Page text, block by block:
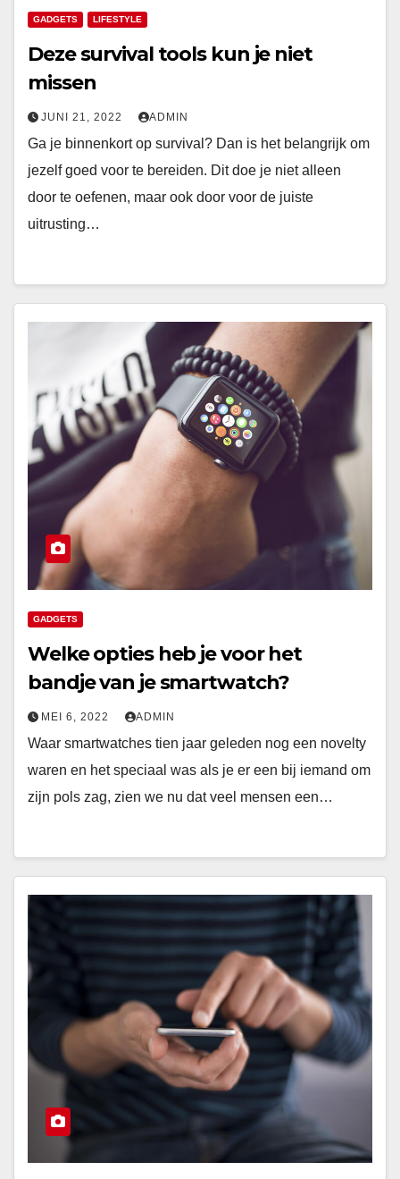
GADGETS LIFESTYLE
Deze survival tools kun je niet
missen
JUNI 21, 2022 ADMIN
Ga je binnenkort op survival? Dan is het belangrijk om
jezelf goed voor te bereiden. Dit doe je niet alleen
door te oefenen, maar ook door voor de juiste
uitrusting…
GADGETS
Welke opties heb je voor het
bandje van je smartwatch?
MEI 6, 2022 ADMIN
Waar smartwatches tien jaar geleden nog een novelty
waren en het speciaal was als je er een bij iemand om
zijn pols zag, zien we nu dat veel mensen een…